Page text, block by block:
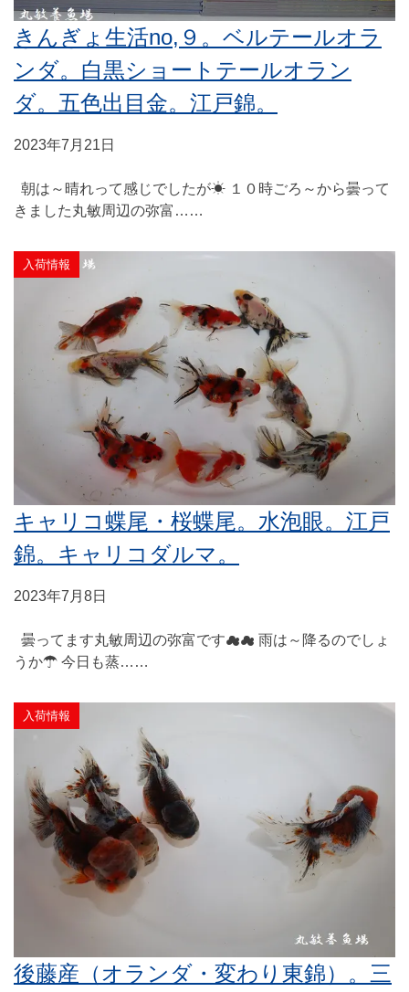
きんぎょ生活no,９。ベルテールオラ
ンダ。白黒ショートテールオラン
ダ。五色出目金。江戸錦。
2023年7月21日
朝は～晴れって感じでしたが☀ １０時ごろ～から曇って
きました丸敏周辺の弥富……
入荷情報
キャリコ蝶尾・桜蝶尾。水泡眼。江戸
錦。キャリコダルマ。
2023年7月8日
曇ってます丸敏周辺の弥富です☁☁ 雨は～降るのでしょ
うか☂ 今日も蒸……
入荷情報
後藤産（オランダ・変わり東錦）。三